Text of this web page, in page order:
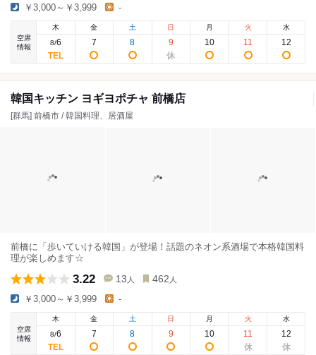
￥3,000～￥3,999 -
空席
情報
木
8/6
金
7
土
8
日
9
月
10
火
11
水
12
韓国キッチン ヨギヨポチャ 前橋店
[群馬] 前橋市 / 韓国料理、居酒屋
前橋に「歩いていける韓国」が登場！話題のネオン系酒場で本格韓国料
理が楽しめます☆
3.22 13 人 462 人
￥3,000～￥3,999 -
空席
情報
木
8/6
金
7
土
8
日
9
月
10
火
11
水
12